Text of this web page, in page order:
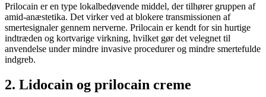
Prilocain er en type lokalbedøvende middel, der tilhører gruppen af
amid-anæstetika. Det virker ved at blokere transmissionen af
smertesignaler gennem nerverne. Prilocain er kendt for sin hurtige
indtræden og kortvarige virkning, hvilket gør det velegnet til
anvendelse under mindre invasive procedurer og mindre smertefulde
indgreb.
2. Lidocain og prilocain creme